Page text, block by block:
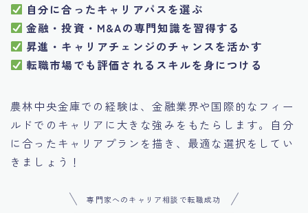
自分に合ったキャリアパスを選ぶ
金融・投資・M&Aの専門知識を習得する
昇進・キャリアチェンジのチャンスを活かす
転職市場でも評価されるスキルを身につける
農林中央金庫での経験は、金融業界や国際的なフィー
ルドでのキャリアに大きな強みをもたらします。自分
に合ったキャリアプランを描き、最適な選択をしてい
きましょう！
専門家へのキャリア相談で転職成功